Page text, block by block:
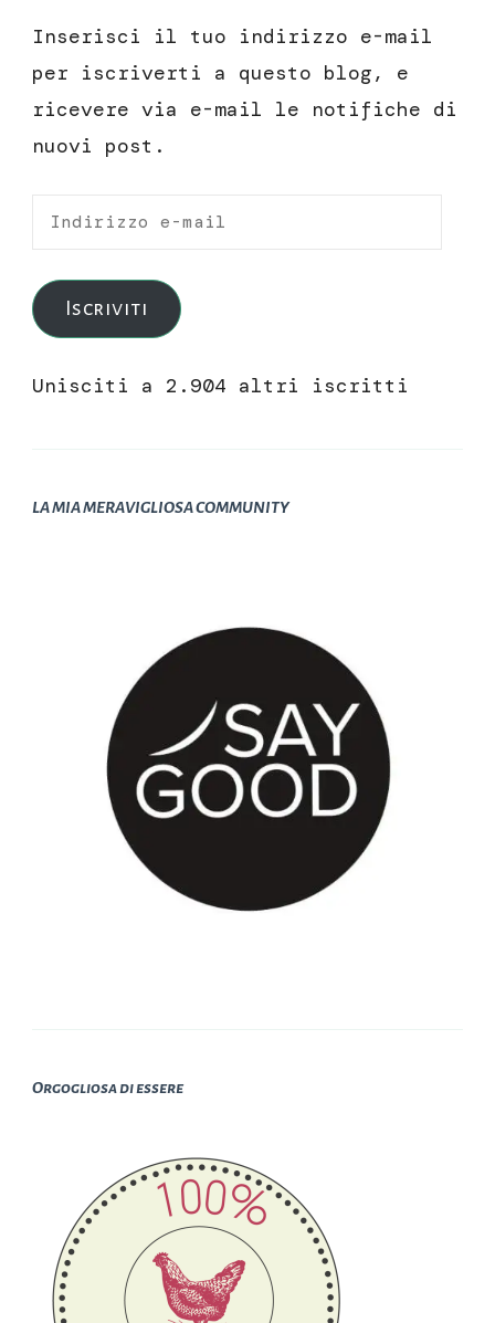
Inserisci il tuo indirizzo e-mail
per iscriverti a questo blog, e
ricevere via e-mail le notifiche di
nuovi post.
Indirizzo
mail
Iscriviti
Unisciti a 2.904 altri iscritti
LA MIA MERAVIGLIOSA COMMUNITY
Orgogliosa di essere